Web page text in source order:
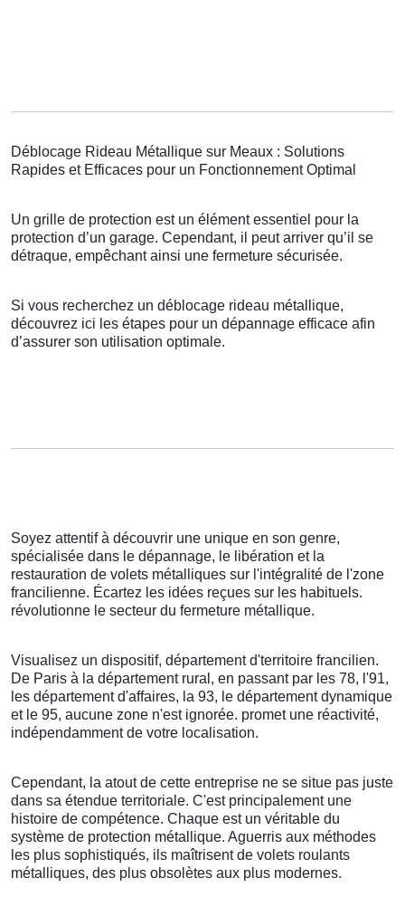
Déblocage Rideau Métallique sur Meaux : Solutions
Rapides et Efficaces pour un Fonctionnement Optimal
Un grille de protection est un élément essentiel pour la
protection d’un garage. Cependant, il peut arriver qu’il se
détraque, empêchant ainsi une fermeture sécurisée.
Si vous recherchez un déblocage rideau métallique,
découvrez ici les étapes pour un dépannage efficace afin
d’assurer son utilisation optimale.
Soyez attentif à découvrir une unique en son genre,
spécialisée dans le dépannage, le libération et la
restauration de volets métalliques sur l'intégralité de l'zone
francilienne. Écartez les idées reçues sur les habituels.
révolutionne le secteur du fermeture métallique.
Visualisez un dispositif, département d'territoire francilien.
De Paris à la département rural, en passant par les 78, l'91,
les département d'affaires, la 93, le département dynamique
et le 95, aucune zone n'est ignorée. promet une réactivité,
indépendamment de votre localisation.
Cependant, la atout de cette entreprise ne se situe pas juste
dans sa étendue territoriale. C'est principalement une
histoire de compétence. Chaque est un véritable du
système de protection métallique. Aguerris aux méthodes
les plus sophistiqués, ils maîtrisent de volets roulants
métalliques, des plus obsolètes aux plus modernes.